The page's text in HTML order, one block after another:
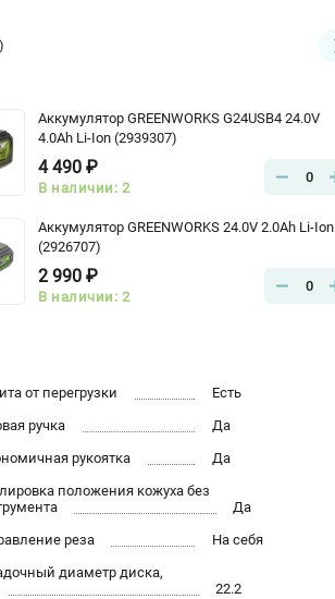
Аккумулятор GREENWORKS G24USB4 24.0V
4.0Ah Li-Ion (2939307)
4 490 ₽
В наличии: 2
0
Аккумулятор GREENWORKS 24.0V 2.0Ah Li-Ion
(2926707)
2 990 ₽
В наличии: 2
0
от перегрузки
Есть
ручка
Да
рукоятка
Да
положения кожуха без
Да
реза
На себя
диаметр диска,
22.2